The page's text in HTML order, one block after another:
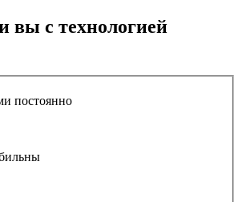
вы с технологией
постоянно